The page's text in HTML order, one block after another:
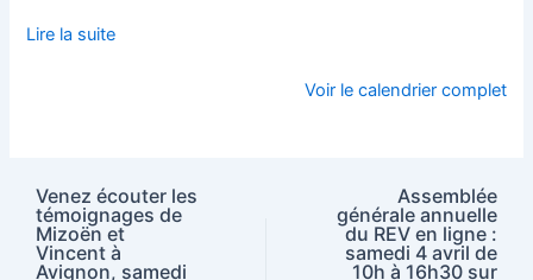
Lire la suite
Voir le calendrier complet
Venez écouter les
témoignages de
Mizoën et
Vincent à
Avignon, samedi
Assemblée
générale annuelle
du REV en ligne :
samedi 4 avril de
10h à 16h30 sur